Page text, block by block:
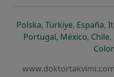
Polskayeni bir sekmede
, Türkiyeyeni bir
, España,
Portugalyeni bir
, Méxicoyeni
, Chile,